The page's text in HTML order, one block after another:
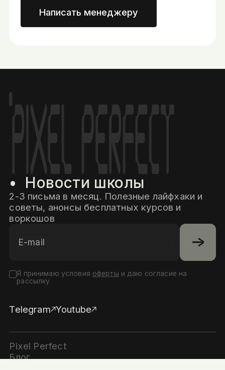
Написать менеджеру
•  Новости школы
2-3 письма в месяц. Полезные лайфхаки и
советы, анонсы бесплатных курсов и
воркошов
Я принимаю условия оферты и даю согласие на
рассылку
Telegram Youtube
Pixel Perfect
Блог